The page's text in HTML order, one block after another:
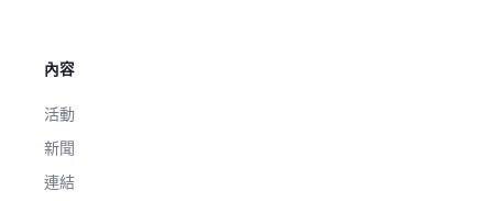
內容
活動
新聞
連結